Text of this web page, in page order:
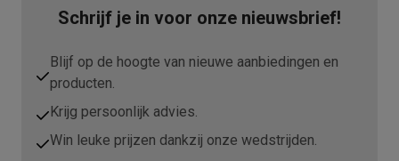
Schrijf je in voor onze nieuwsbrief!
Blijf op de hoogte van nieuwe aanbiedingen en
producten.
Krijg persoonlijk advies.
Win leuke prijzen dankzij onze wedstrijden.